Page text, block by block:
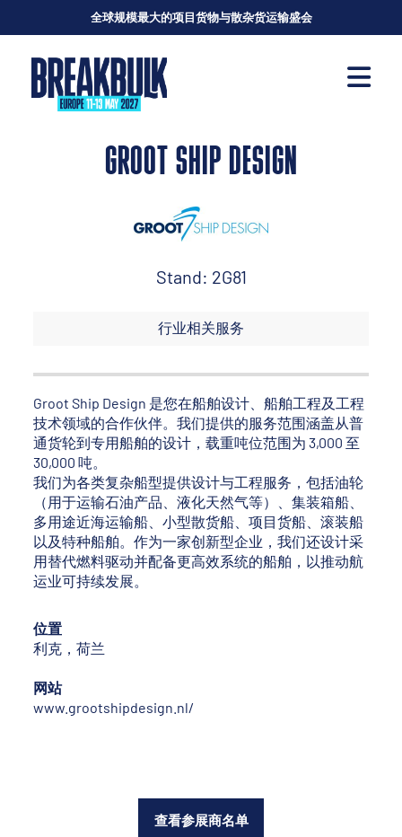
全球规模最大的项目货物与散杂货运输盛会
GROOT SHIP DESIGN
Stand: 2G81
行业相关服务
Groot Ship Design 是您在船舶设计、船舶工程及工程
技术领域的合作伙伴。我们提供的服务范围涵盖从普
通货轮到专用船舶的设计，载重吨位范围为 3,000 至
30,000 吨。
我们为各类复杂船型提供设计与工程服务，包括油轮
（用于运输石油产品、液化天然气等）、集装箱船、
多用途近海运输船、小型散货船、项目货船、滚装船
以及特种船舶。作为一家创新型企业，我们还设计采
用替代燃料驱动并配备更高效系统的船舶，以推动航
运业可持续发展。
位置
利克，荷兰
网站
www.grootshipdesign.nl/
查看参展商名单